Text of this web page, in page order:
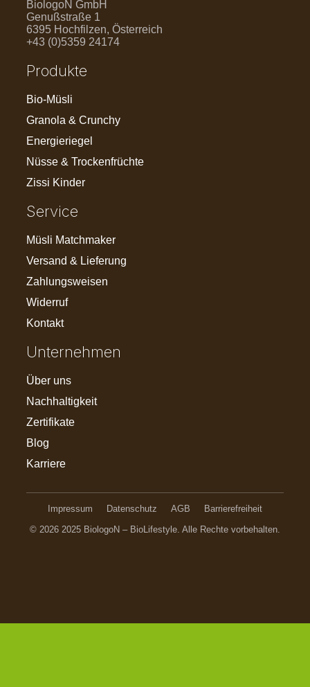
BiologoN GmbH
Genußstraße 1
6395 Hochfilzen, Österreich
+43 (0)5359 24174
Produkte
Bio-Müsli
Granola & Crunchy
Energieriegel
Nüsse & Trockenfrüchte
Zissi Kinder
Service
Müsli Matchmaker
Versand & Lieferung
Zahlungsweisen
Widerruf
Kontakt
Unternehmen
Über uns
Nachhaltigkeit
Zertifikate
Blog
Karriere
Impressum Datenschutz AGB
Barrierefreiheit
© 2026 2025 BiologoN – BioLifestyle. Alle Rechte vorbehalten.